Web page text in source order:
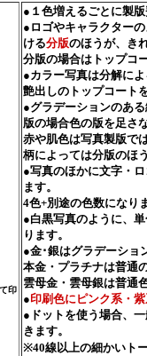
印
●１色増えるごとに製版
●ロゴやキャラクター
ける分版のほうが、き
分版の場合はトップコ
●カラー写真は分解によ
艶出しのトップコート
●グラデーションのあ
版の場合色の版を足さ
赤や肌色は写真製版で
柄によっては分版のほ
●写真のほかに文字・
ます。
4色+別途の色数になり
●白黒写真のように、
ります。
●金･銀はグラデーショ
本金・プラチナは普通
雲母金・雲母銀は普通
●印刷色にピンク系・
●ドットを使う場合、
きます。
※40線以上の細かいト